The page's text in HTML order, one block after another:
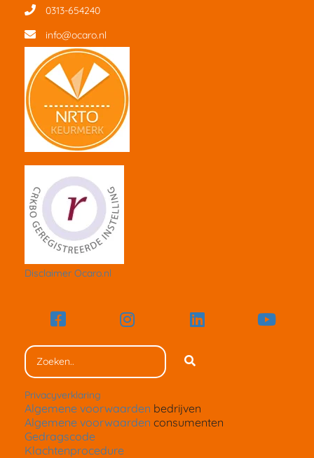
0313-654240
info@ocaro.nl
Disclaimer Ocaro.nl
Privacyverklaring
Algemene voorwaarden bedrijven
Algemene voorwaarden consumenten
Gedragscode
Klachtenprocedure